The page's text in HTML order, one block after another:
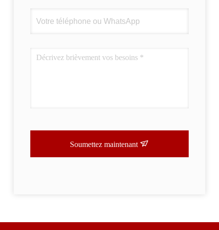
Soumettez maintenant